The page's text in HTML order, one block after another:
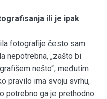
ili je ipak
fotografije često sam
nepotrebna, „zašto bi
nešto“, međutim
pravilo ima svoju svrhu,
potrebno ga je prethodno